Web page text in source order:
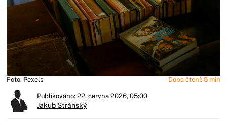
Foto: Pexels Doba čtení: 5 min
Publikováno: 22. června 2026, 05:00
Jakub Stránský